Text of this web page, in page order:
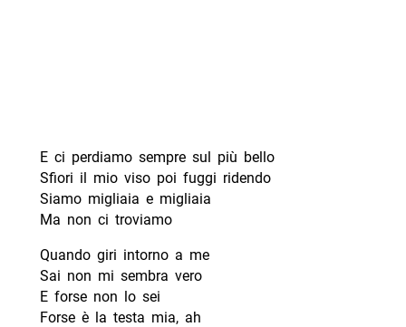
E ci perdiamo sempre sul più bello
Sfiori il mio viso poi fuggi ridendo
Siamo migliaia e migliaia
Ma non ci troviamo
Quando giri intorno a me
Sai non mi sembra vero
E forse non lo sei
Forse è la testa mia, ah